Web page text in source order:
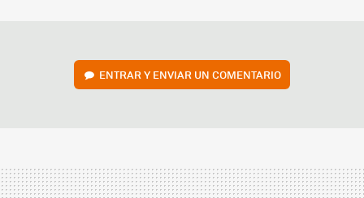
ENTRAR Y ENVIAR UN COMENTARIO